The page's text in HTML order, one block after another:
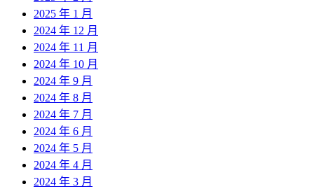
2025 年 1 月
2024 年 12 月
2024 年 11 月
2024 年 10 月
2024 年 9 月
2024 年 8 月
2024 年 7 月
2024 年 6 月
2024 年 5 月
2024 年 4 月
2024 年 3 月